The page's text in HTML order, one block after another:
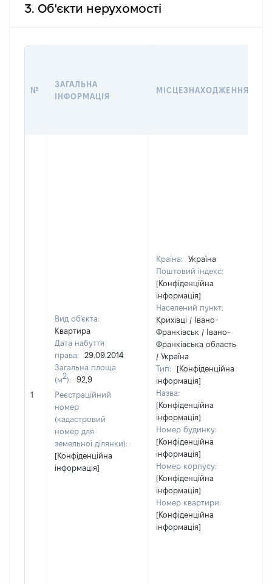
3. Об'єкти нерухомості
№
ЗАГАЛЬНА
ІНФОРМАЦІЯ
МІСЦЕЗНАХОДЖЕННЯ
1
Вид об'єкта:
Квартира
Дата набуття
права:
29.09.2014
Загальна площа
(м2):
92,9
Реєстраційний
номер
(кадастровий
номер для
земельної ділянки):
[Конфіденційна
інформація]
Країна:
Україна
Поштовий індекс:
[Конфіденційна
інформація]
Населений пункт:
Крихівці / Івано-
Франківськ / Івано-
Франківська область
/ Україна
Тип:
[Конфіденційна
інформація]
Назва:
[Конфіденційна
інформація]
Номер будинку:
[Конфіденційна
інформація]
Номер корпусу:
[Конфіденційна
інформація]
Номер квартири:
[Конфіденційна
інформація]